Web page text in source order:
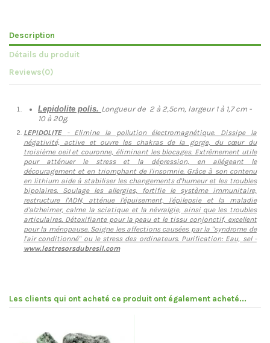
Description
Détails du produit
Reviews(0)
Lepidolite polis. Longueur de 2 à 2,5cm, largeur 1 à 1,7 cm -
10 à 20g.
LEPIDOLITE - Elimine la pollution électromagnétique. Dissipe la
négativité, active et ouvre les chakras de la gorge, du cœur du
troisième oeil et couronne, éliminant les blocages. Extrêmement utile
pour atténuer le stress et la dépression, en allégeant le
découragement et en triomphant de l'insomnie. Grâce à son contenu
en lithium aide à stabiliser les changements d'humeur et les troubles
bipolaires. Soulage les allergies, fortifie le système immunitaire,
restructure l'ADN, atténue l'épuisement, l'épilepsie et la maladie
d'alzheimer, calme la sciatique et la névralgie, ainsi que les troubles
articulaires. Détoxifiante pour la peau et le tissu conjonctif, excellent
pour la ménopause. Soigne les affections causées par la "syndrome de
l'air conditionné" ou le stress des ordinateurs. Purification: Eau, sel -
www.lestresorsdubresil.com
Les clients qui ont acheté ce produit ont également acheté...